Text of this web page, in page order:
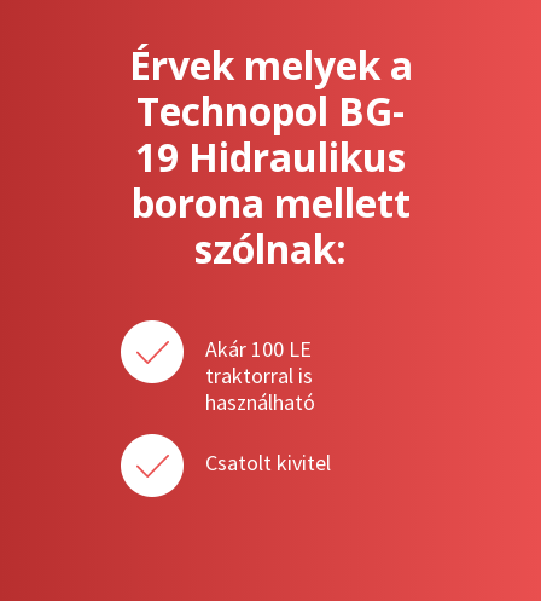
Érvek melyek a
Technopol BG-
19 Hidraulikus
borona mellett
szólnak:
Akár 100 LE
traktorral is
használható
Csatolt kivitel